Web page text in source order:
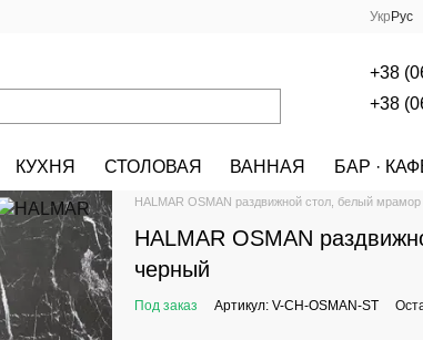
Укр Рус
+38
+38
КУХНЯ СТОЛОВАЯ ВАННАЯ БАР ·
HALMAR OSMAN раздвижной стол, белый
HALMAR OSMAN
черный
Под заказ Артикул: V-CH-OSMAN-ST